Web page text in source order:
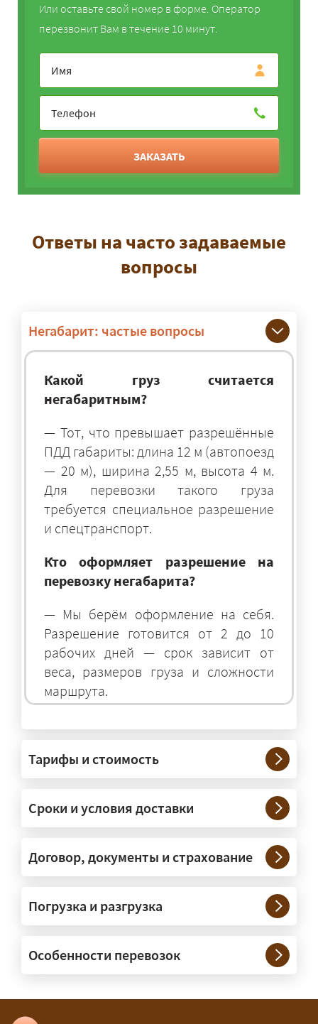
Или оставьте свой номер в форме. Оператор
перезвонит Вам в течение 10 минут.
ЗАКАЗАТЬ
Ответы на часто задаваемые
вопросы
Негабарит: частые вопросы
Какой груз считается
негабаритным?
— Тот, что превышает разрешённые
ПДД габариты: длина 12 м (автопоезд
— 20 м), ширина 2,55 м, высота 4 м.
Для перевозки такого груза
требуется специальное разрешение
и спецтранспорт.
Кто оформляет разрешение на
перевозку негабарита?
— Мы берём оформление на себя.
Разрешение готовится от 2 до 10
рабочих дней — срок зависит от
веса, размеров груза и сложности
маршрута.
— На тралах и низкорамниках —
платформах, рассчитанных на
крупногабаритную технику и
конструкции. Транспорт подбираем
под конкретные размеры и вес груза.
сопровождение?
организуем. Потребность в машинах
прикрытия зависит от габаритов
груза и маршрута; это определяется
Тарифы и стоимость
Сроки и условия доставки
Договор, документы и страхование
Погрузка и разгрузка
Особенности перевозок